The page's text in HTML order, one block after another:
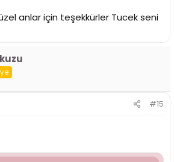
anlar için teşekkürler Tucek seni
#15